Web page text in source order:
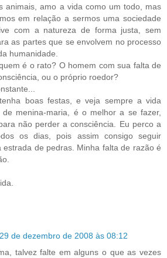
animais, amo a vida como um todo, mas
em relação a sermos uma sociedade
com a natureza de forma justa, sem
as partes que se envolvem no processo
humanidade.
é o rato? O homem com sua falta de
ou o próprio roedor?
boas festas, e veja sempre a vida
menina-maria, é o melhor a se fazer,
não perder a consciência. Eu perco a
os dias, pois assim consigo seguir
estrada de pedras. Minha falta de razão é
29 de dezembro de 2008 às 08:12
talvez falte em alguns o que as vezes